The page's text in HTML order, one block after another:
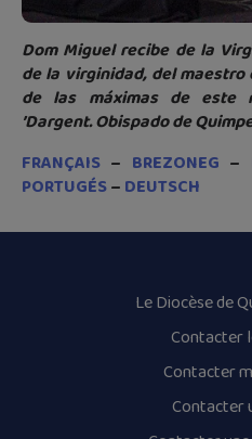
Dom Miguel recibe de la
de la virginidad, del
de las máximas de este
’Dargent. Obispado de
FRANÇAIS – BREZONEG –
PORTUGÉS– DEUTSCH
Le Diocèse de
Contacter
Contacter
Contacter